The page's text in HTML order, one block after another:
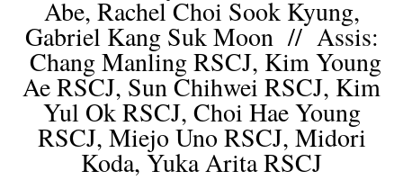
Abe, Rachel Choi Sook Kyung,
Gabriel Kang Suk Moon // Assis:
Chang Manling RSCJ, Kim Young
Ae RSCJ, Sun Chihwei RSCJ, Kim
Yul Ok RSCJ, Choi Hae Young
RSCJ, Miejo Uno RSCJ, Midori
Koda, Yuka Arita RSCJ